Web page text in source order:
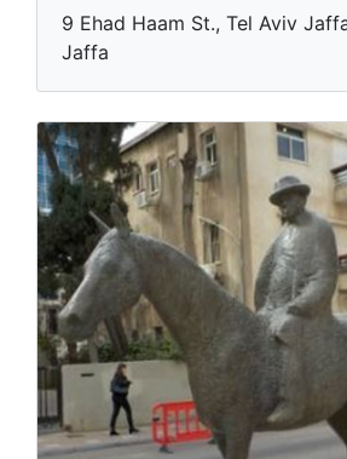
9 Ehad Haam St., Tel Aviv
Jaffa